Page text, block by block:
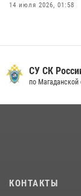
14 июля 2026, 01:58
Росгвардейцы
СУ СК
по Магаданской
КОНТАКТЫ